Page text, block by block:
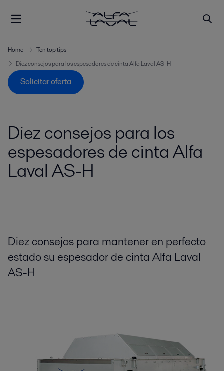
Home
Ten top tips
Diez consejos para los espesadores de cinta Alfa Laval AS-H
Solicitar oferta
Diez consejos para los
espesadores de cinta Alfa
Laval AS-H
Diez consejos para mantener en perfecto
estado su espesador de cinta Alfa Laval
AS-H